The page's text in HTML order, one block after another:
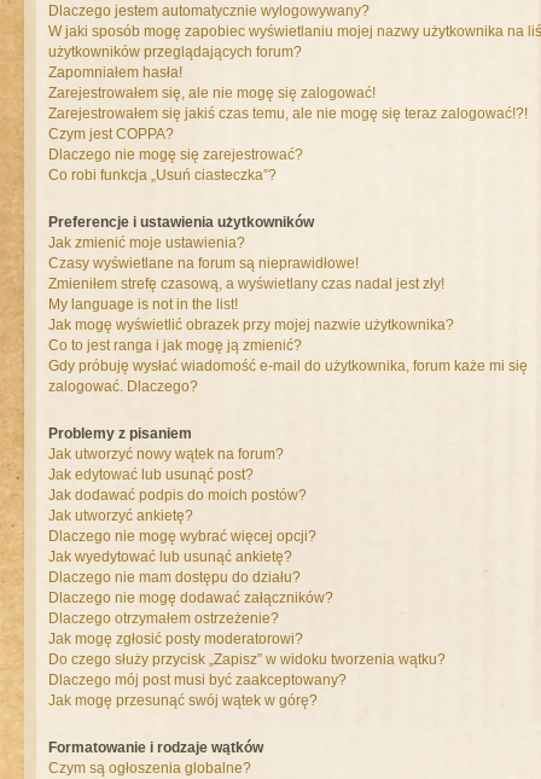
Dlaczego jestem automatycznie wylogowywany?
W jaki sposób mogę zapobiec wyświetlaniu mojej nazwy użytkownika na
użytkowników przeglądających forum?
Zapomniałem hasła!
Zarejestrowałem się, ale nie mogę się zalogować!
Zarejestrowałem się jakiś czas temu, ale nie mogę się teraz zalogować!?!
Czym jest COPPA?
Dlaczego nie mogę się zarejestrować?
Co robi funkcja „Usuń ciasteczka”?
Preferencje i ustawienia użytkowników
Jak zmienić moje ustawienia?
Czasy wyświetlane na forum są nieprawidłowe!
Zmieniłem strefę czasową, a wyświetlany czas nadal jest zły!
My language is not in the list!
Jak mogę wyświetlić obrazek przy mojej nazwie użytkownika?
Co to jest ranga i jak mogę ją zmienić?
Gdy próbuję wysłać wiadomość e-mail do użytkownika, forum każe mi się
zalogować. Dlaczego?
Problemy z pisaniem
Jak utworzyć nowy wątek na forum?
Jak edytować lub usunąć post?
Jak dodawać podpis do moich postów?
Jak utworzyć ankietę?
Dlaczego nie mogę wybrać więcej opcji?
Jak wyedytować lub usunąć ankietę?
Dlaczego nie mam dostępu do działu?
Dlaczego nie mogę dodawać załączników?
Dlaczego otrzymałem ostrzeżenie?
Jak mogę zgłosić posty moderatorowi?
Do czego służy przycisk „Zapisz” w widoku tworzenia wątku?
Dlaczego mój post musi być zaakceptowany?
Jak mogę przesunąć swój wątek w górę?
Formatowanie i rodzaje wątków
Czym są ogłoszenia globalne?